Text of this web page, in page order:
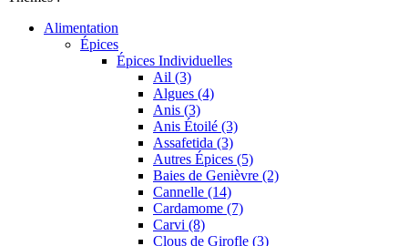
Alimentation
Épices
Épices Individuelles
Ail (3)
Algues (4)
Anis (3)
Anis Étoilé (3)
Assafetida (3)
Autres Épices (5)
Baies de Genièvre (2)
Cannelle (14)
Cardamome (7)
Carvi (8)
Clous de Girofle (3)